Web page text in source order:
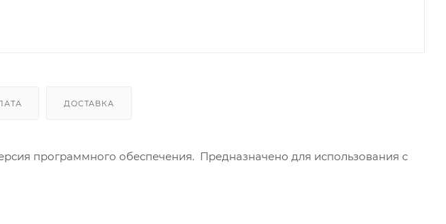
ДОСТАВКА
программного обеспечения. Предназначено для использования с